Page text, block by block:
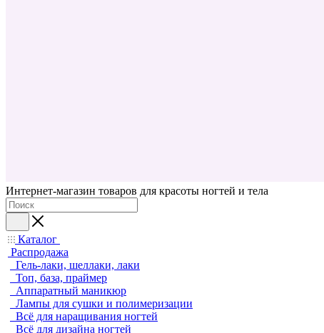
Интернет-магазин товаров для красоты ногтей и тела
Каталог
Распродажа
Гель-лаки, шеллаки, лаки
Топ, база, праймер
Аппаратный маникюр
Лампы для сушки и полимеризации
Всё для наращивания ногтей
Всё для дизайна ногтей